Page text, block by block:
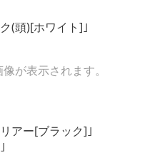
(頭)[ホワイト]｣
が表示されます。
アー[ブラック]｣